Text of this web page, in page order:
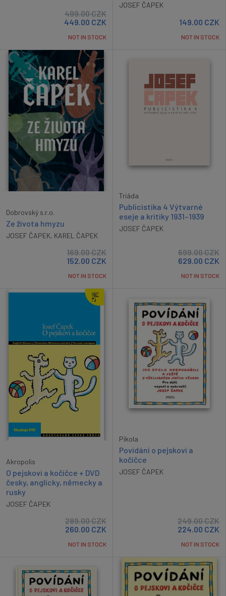
499.00CZK
449.00 CZK
NOT IN STOCK
JOSEF ČAPEK
149.00 CZK
NOT IN STOCK
Dobrovský s.r.o.
Ze života hmyzu
JOSEF ČAPEK, KAREL ČAPEK
169.00CZK
152.00 CZK
NOT IN STOCK
Triáda
Publicistika 4 Výtvarné
eseje a kritiky 1931–1939
JOSEF ČAPEK
699.00CZK
629.00 CZK
NOT IN STOCK
Akropolis
O pejskovi a kočičce + DVD
česky, anglicky, německy a
rusky
JOSEF ČAPEK
289.00CZK
260.00 CZK
NOT IN STOCK
Pikola
Povídání o pejskovi a
kočičce
JOSEF ČAPEK
249.00CZK
224.00 CZK
NOT IN STOCK